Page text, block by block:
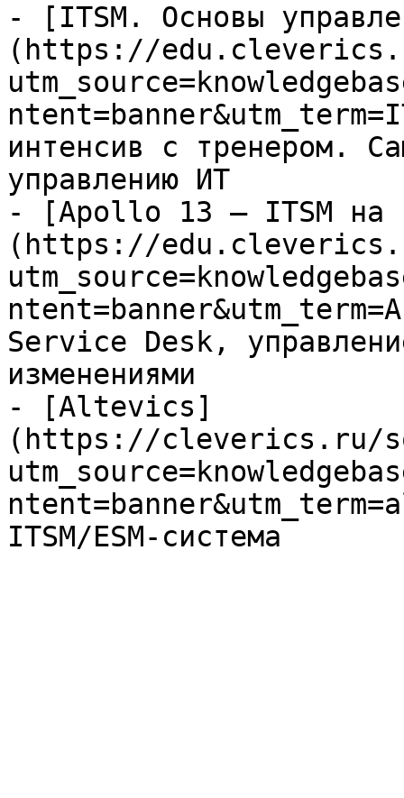
- [ITSM. Основы
(https://
интенсив с тренером.
управлению ИТ
- [Apollo 13 — ITSM на
(https://
Service Desk,
изменениями
- [Altevics]
(https://cleverics.ru/
ITSM/ESM-система